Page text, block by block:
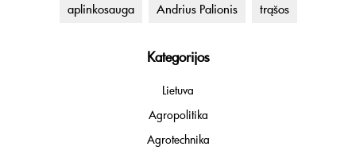
aplinkosauga Andrius Palionis trąšos
Kategorijos
Lietuva
Agropolitika
Agrotechnika